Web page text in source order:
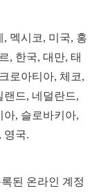
멕시코, 미국, 홍
, 한국, 대만, 태
로아티아, 체코,
랜드, 네덜란드,
아, 슬로바키아,
영국.
된 온라인 계정